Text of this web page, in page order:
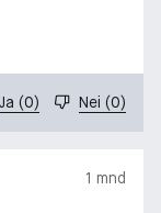
Ja (0) Nei (0)
1 mnd